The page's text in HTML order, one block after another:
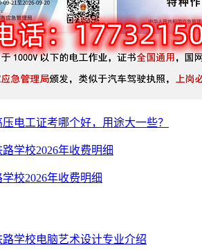
电工证考哪个好，用途大一些？
校2026年收费明细